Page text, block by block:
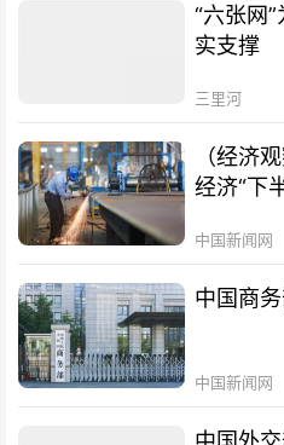
“六张网
实支撑
三里河
（经济
经济“下
中国新闻网
中国商
中国新闻网